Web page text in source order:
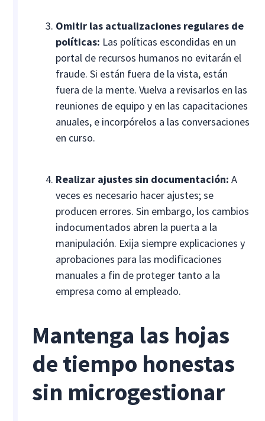
Omitir las actualizaciones regulares de
políticas: Las políticas escondidas en un
portal de recursos humanos no evitarán el
fraude. Si están fuera de la vista, están
fuera de la mente. Vuelva a revisarlos en las
reuniones de equipo y en las capacitaciones
anuales, e incorpórelos a las conversaciones
en curso.
Realizar ajustes sin documentación:A
veces es necesario hacer ajustes; se
producen errores. Sin embargo, los cambios
indocumentados abren la puerta a la
manipulación. Exija siempre explicaciones y
aprobaciones para las modificaciones
manuales a fin de proteger tanto a la
empresa como al empleado.
Mantenga las hojas
de tiempo honestas
sin microgestionar